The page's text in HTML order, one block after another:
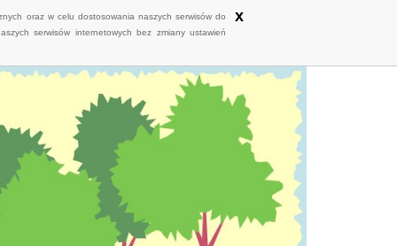
oraz w celu dostosowania naszych serwisów do
serwisów internetowych bez zmiany ustawień
x